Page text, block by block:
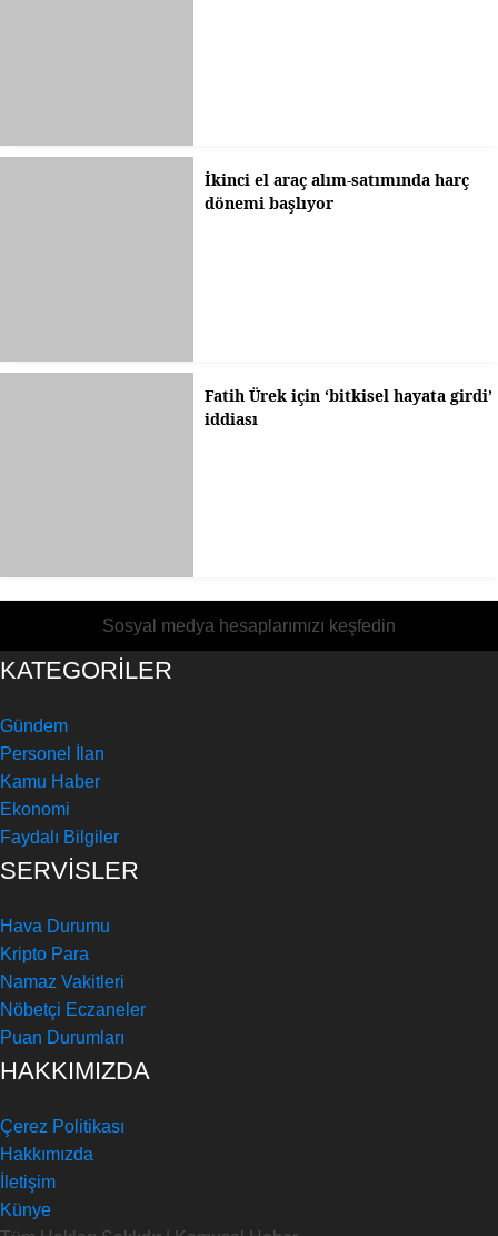
İkinci el araç alım-satımında harç
dönemi başlıyor
Fatih Ürek için ‘bitkisel hayata girdi’
iddiası
Sosyal medya hesaplarımızı keşfedin
KATEGORİLER
Gündem
Personel İlan
Kamu Haber
Ekonomi
Faydalı Bilgiler
SERVİSLER
Hava Durumu
Kripto Para
Namaz Vakitleri
Nöbetçi Eczaneler
Puan Durumları
HAKKIMIZDA
Çerez Politikası
Hakkımızda
İletişim
Künye